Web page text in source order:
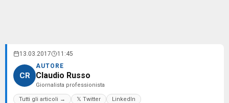
13.03.2017 11:45
CR
AUTORE
Claudio Russo
Giornalista professionista
Tutti gli articoli → 𝕏 Twitter LinkedIn